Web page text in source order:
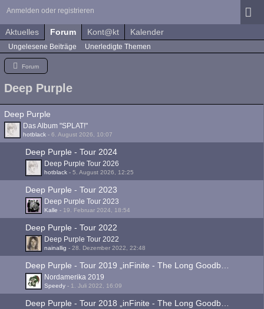
Anmelden oder registrieren
Aktuelles Forum Kont@kt Kalender
Ungelesene Beiträge Unerledigte Themen
Forum
Deep Purple
Deep Purple
Das Album "SPLAT!"
hotblack - 6. August 2026, 10:07
Deep Purple - Tour 2024
Deep Purple Tour 2026
hotblack - 5. August 2026, 12:25
Deep Purple - Tour 2023
Deep Purple Tour 2023
Kalle - 19. Februar 2024, 18:54
Deep Purple - Tour 2022
Deep Purple Tour 2022
nainallig - 28. Dezember 2022, 22:48
Nordamerika 2019
Speedy - 1. Juli 2022, 16:09